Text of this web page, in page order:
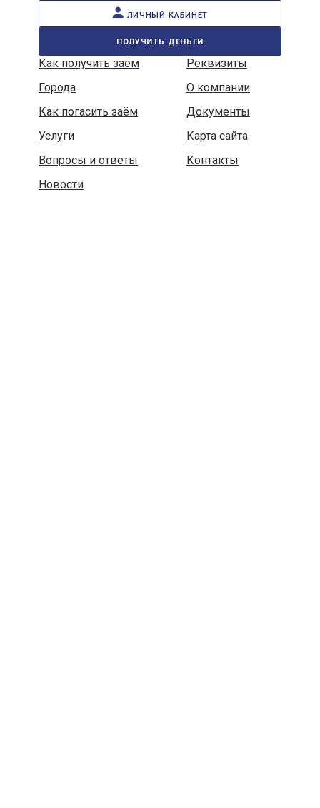
личный кабинет
получить деньги
Как получить заём
Реквизиты
Города
О компании
Как погасить заём
Документы
Услуги
Карта сайта
Вопросы и ответы
Контакты
Новости